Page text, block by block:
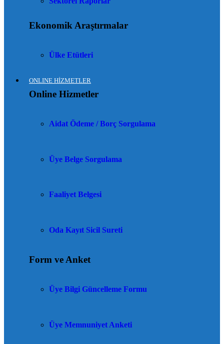
Ekonomik Araştırmalar
Ülke Etütleri
ONLINE HİZMETLER
Online Hizmetler
Aidat Ödeme / Borç Sorgulama
Üye Belge Sorgulama
Faaliyet Belgesi
Oda Kayıt Sicil Sureti
Form ve Anket
Üye Bilgi Güncelleme Formu
Üye Memnuniyet Anketi